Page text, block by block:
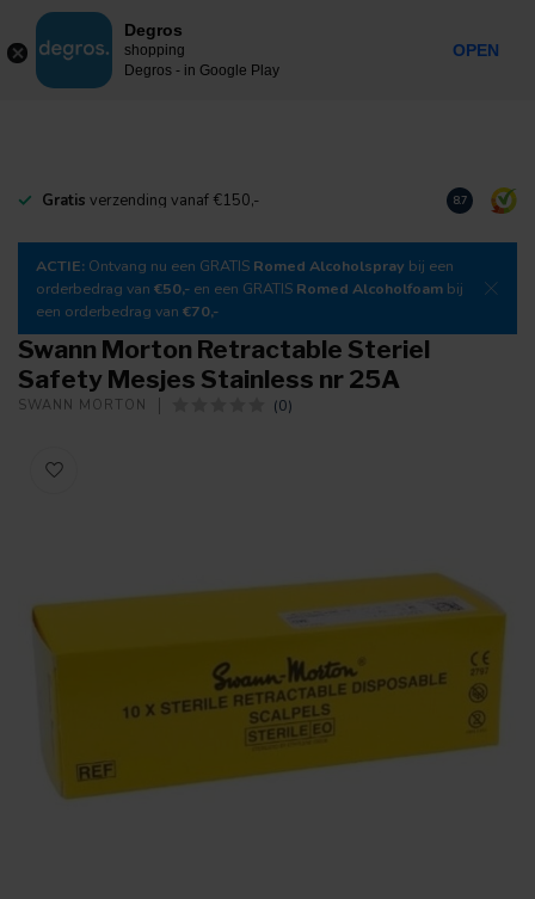
MENU
Gratis verzending vanaf €150,- Téléchargez
8.7
ACTIE: Ontvang nu een GRATIS Romed Alcoholspray bij een
orderbedrag van €50,- en een GRATIS Romed Alcoholfoam bij
een orderbedrag van €70,-
Swann Morton Retractable Steriel
Safety Mesjes Stainless nr 25A
SWANN MORTON (0)
Degros
shopping
Degros - in Google Play
OPEN